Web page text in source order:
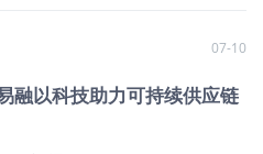
内外协同：司库精细化内部资
金融通过资产证券化等产品释
率。 2025年6月，央行等部门
，奠定脱核化、数据化、普惠
本质是供应链金融信用逻辑、
生命周期平台，为制造、新能
革落地，倒逼结算底层系统重
展路线 2026年各地监管持续
07-10
融以科技助力可持续供应链